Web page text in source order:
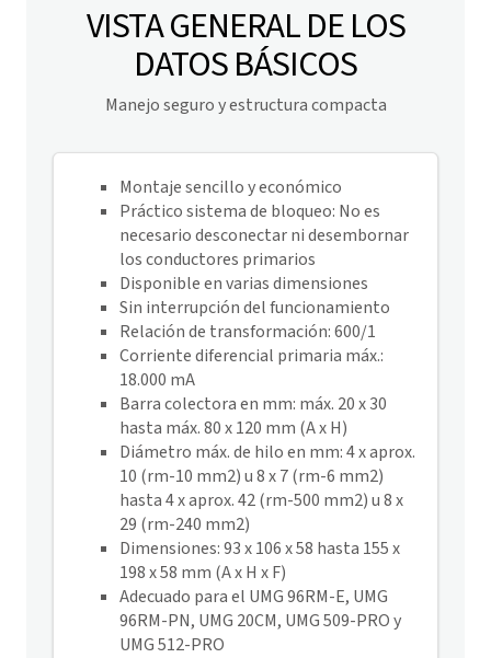
VISTA GENERAL DE LOS
DATOS BÁSICOS
Manejo seguro y estructura compacta
Montaje sencillo y económico
Práctico sistema de bloqueo: No es
necesario desconectar ni desembornar
los conductores primarios
Disponible en varias dimensiones
Sin interrupción del funcionamiento
Relación de transformación: 600/1
Corriente diferencial primaria máx.:
18.000 mA
Barra colectora en mm: máx. 20 x 30
hasta máx. 80 x 120 mm (A x H)
Diámetro máx. de hilo en mm: 4 x aprox.
10 (rm-10 mm2) u 8 x 7 (rm-6 mm2)
hasta 4 x aprox. 42 (rm-500 mm2) u 8 x
29 (rm-240 mm2)
Dimensiones: 93 x 106 x 58 hasta 155 x
198 x 58 mm (A x H x F)
Adecuado para el UMG 96RM-E, UMG
96RM-PN, UMG 20CM, UMG 509-PRO y
UMG 512-PRO